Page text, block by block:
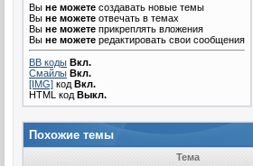
Вы не можете создавать новые темы
Вы не можете отвечать в темах
Вы не можете прикреплять вложения
Вы не можете редактировать свои сообщения
BB коды Вкл.
Смайлы Вкл.
[IMG] код Вкл.
HTML код Выкл.
Похожие темы
Тема